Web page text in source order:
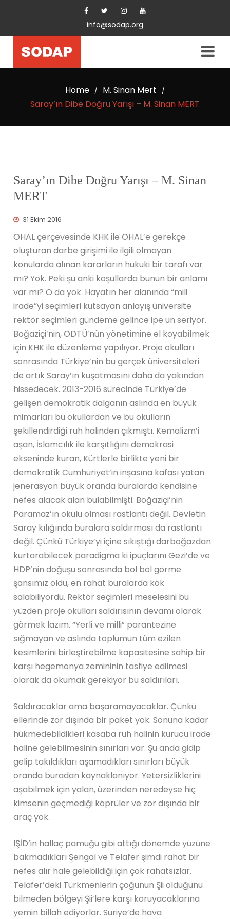
info@sodap.org
Home / M. Sinan Mert /
Saray’ın Dibe Doğru Yarışı – M. Sinan MERT
Saray’ın Dibe Doğru Yarışı – M. Sinan
MERT
31 Ekim 2016
OHAL çerçevesinde KHK ile OHAL’e gerekçe
oluşturan darbe girişimi ile ilgili olmayan
konularda alınan kararların hukuki bir tarafı var
mı? Yok. Peki şu anki koşullarda bunun bir anlamı
var mı? O da yok. Hayatın her alanında “mili
irade”yi seçimleri kutsayan anlayış üniversite
rektör seçimleri gündeme gelince ipe un seriyor.
Boğaziçi’nin, ODTÜ’nün yönetimine el koyabilmek
için KHK ile düzenleme yapılıyor. Proje okulları
sonrasında Türkiye’nin bu gerçek üniversiteleri
de artık Saray’ın kuşatmasını daha da yakından
hissedecek. 2013-2016 sürecinde Türkiye’de
gelişen demokratik dalganın aslında en büyük
mimarları bu okullardan ve bu okulların
şekillendirdiği ruh halinden çıkmıştı. Kemalizm’i
aşan, İslamcılık ile karşıtlığını demokrasi
ekseninde kuran, Kürtlerle birlikte yeni bir
demokratik Cumhuriyet’in inşasına kafası yatan
jenerasyon büyük oranda buralarda kendisine
nefes alacak alan bulabilmişti. Boğaziçi’nin
Paramaz’ın okulu olması rastlantı değil. Devletin
Saray kılığında buralara saldırması da rastlantı
değil. Çünkü Türkiye’yi içine sıkıştığı darboğazdan
kurtarabilecek paradigma ki ipuçlarını Gezi’de ve
HDP’nin doğuşu sonrasında bol bol görme
şansımız oldu, en rahat buralarda kök
salabiliyordu. Rektör seçimleri meselesini bu
yüzden proje okulları saldırısının devamı olarak
görmek lazım. “Yerli ve milli” parantezine
sığmayan ve aslında toplumun tüm ezilen
kesimlerini birleştirebilme kapasitesine sahip bir
karşı hegemonya zemininin tasfiye edilmesi
olarak da okumak gerekiyor bu saldırıları.
Saldıracaklar ama başaramayacaklar. Çünkü
ellerinde zor dışında bir paket yok. Sonuna kadar
hükmedebildikleri kasaba ruh halinin kurucu irade
haline gelebilmesinin sınırları var. Şu anda gidip
gelip takıldıkları aşamadıkları sınırları büyük
oranda buradan kaynaklanıyor. Yetersizliklerini
aşabilmek için yalan, üzerinden neredeyse hiç
kimsenin geçmediği köprüler ve zor dışında bir
araç yok.
IŞİD’in hallaç pamuğu gibi attığı dönemde yüzüne
bakmadıkları Şengal ve Telafer şimdi rahat bir
nefes alır hale gelebildiği için çok rahatsızlar.
Telafer’deki Türkmenlerin çoğunun Şii olduğunu
bilmeden bölgeyi Şii’lere karşı koruyacaklarına
yemin billah ediyorlar. Suriye’de hava